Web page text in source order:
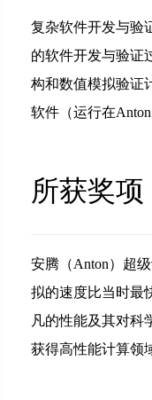
复杂软件开发与验
的软件开发与验证
构和数值模拟验证
软件（运行在Anton
所获奖项
安腾（Anton）超
拟的速度比当时最
凡的性能及其对科
获得高性能计算领